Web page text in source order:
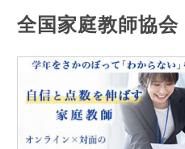
全国家庭教師協会